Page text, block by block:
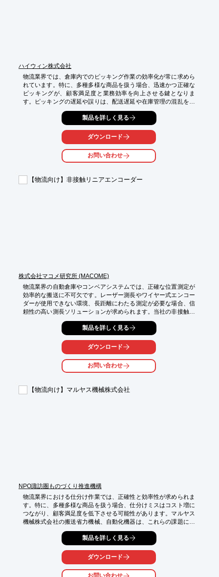
ハイウィン株式会社
物流業界では、倉庫内でのピッキング作業の効率化が常に求めら
れています。特に、多種多様な商品を扱う場合、迅速かつ正確な
ピッキングが、顧客満足度と業務効率を向上させる鍵となりま
す。ピッキングの遅延や誤りは、配送遅延や在庫管理の混乱を引
き起こす可能性があります。HIWINのRSシリーズ スカラロボッ
トは、自社開発部品により、敏捷で高精度な動作を実現し、ピッ
キング作業の効率化に貢献します。
【活用シーン】
・倉庫内での商品ピッキング
【導入の効果】
製品を詳しく見る
ダウンロード
お問い合わせ
【物流向け】非接触リニアエンコーダー
株式会社マコメ研究所 (MACOME)
物流業界の自動倉庫やコンベアシステムでは、正確な位置測定が
効率的な搬送に不可欠です。レーザー測長やワイヤー式エンコー
ダーが使用できない環境、長距離にわたる測定が必要な場合、信
頼性の高い測長ソリューションが求められます。当社の非接触リ
ニアエンコーダーは、このような課題に対応し、搬送システムの
性能向上に貢献します。
【活用シーン】
・コンベアシステム
・非接触のため、メンテナンス頻度を削減
製品を詳しく見る
ダウンロード
お問い合わせ
【物流向け】マルヤス機械株式会社
NPO諏訪圏ものづくり推進機構
物流業界における仕分け作業では、正確性と効率性が求められま
す。特に、多種多様な商品を扱う場合、仕分けミスはコスト増に
つながり、顧客満足度を低下させる可能性があります。マルヤス
機械株式会社の搬送省力機械、自動化機器は、これらの課題に対
し、迅速かつ正確な仕分けを実現することで、物流現場の効率化
【活用シーン】
・倉庫内での商品仕分け
・ピッキング作業の効率化
製品を詳しく見る
ダウンロード